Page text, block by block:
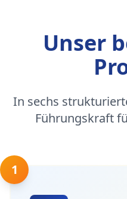
Unser
In sechs
Führungskraft
1